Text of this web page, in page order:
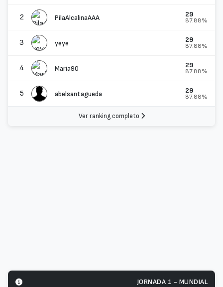
2 PilaAlcalinaAAA 29
87.88%
3 yeye 29
87.88%
4 Maria90 29
87.88%
5 abelsantagueda 29
87.88%
Ver ranking completo
JORNADA 1 - MUNDIAL